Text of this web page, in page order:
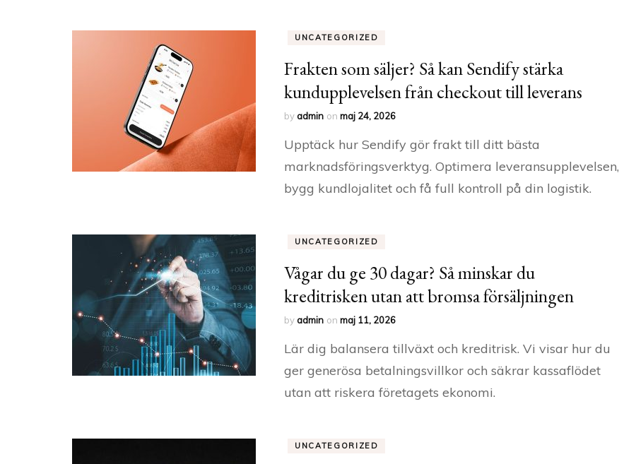
UNCATEGORIZED
Frakten som säljer? Så kan Sendify stärka
kundupplevelsen från checkout till leverans
byadmin on maj 24, 2026
Upptäck hur Sendify gör frakt till ditt bästa
marknadsföringsverktyg. Optimera leveransupplevelsen,
bygg kundlojalitet och få full kontroll på din logistik.
UNCATEGORIZED
Vågar du ge 30 dagar? Så minskar du
kreditrisken utan att bromsa försäljningen
byadmin on maj 11, 2026
Lär dig balansera tillväxt och kreditrisk. Vi visar hur du
ger generösa betalningsvillkor och säkrar kassaflödet
utan att riskera företagets ekonomi.
UNCATEGORIZED